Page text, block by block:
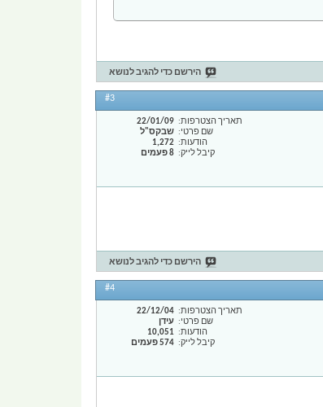
הירשם כדי להגיב לנושא
#3
תאריך הצטרפות
22/01/09
שם פרטי
שבקס"ל
הודעות
1,272
קיבל לייק
8 פעמים
הירשם כדי להגיב לנושא
#4
תאריך הצטרפות
22/12/04
שם פרטי
עידן
הודעות
10,051
קיבל לייק
574 פעמים